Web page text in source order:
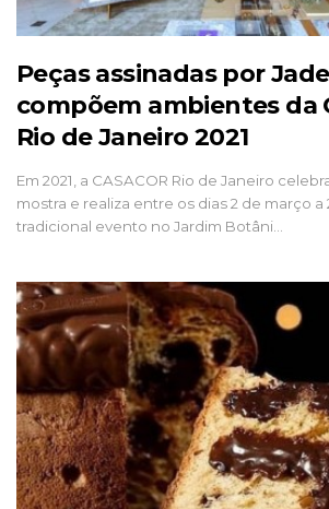
Peças assinadas por
compõem ambientes da
Rio de Janeiro 2021
Em 2021, a CASACOR Rio de Janeiro
mostra e realiza entre os dias 2 de março a
tradicional evento no Jardim Botâni…